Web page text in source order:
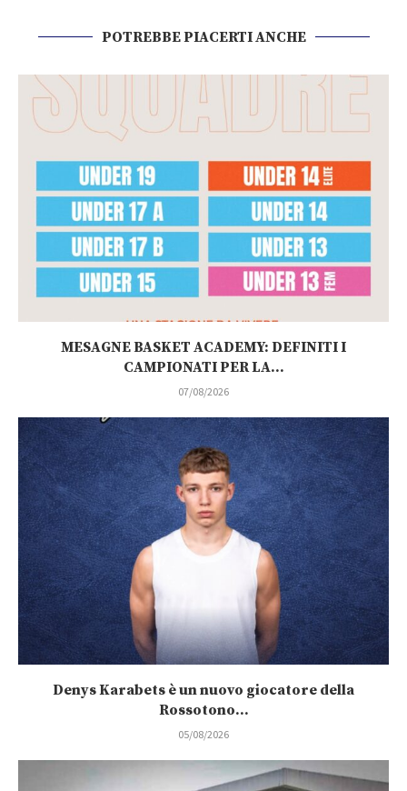
POTREBBE PIACERTI ANCHE
MESAGNE BASKET ACADEMY: DEFINITI I
CAMPIONATI PER LA...
07/08/2026
Denys Karabets è un nuovo giocatore della
Rossotono...
05/08/2026